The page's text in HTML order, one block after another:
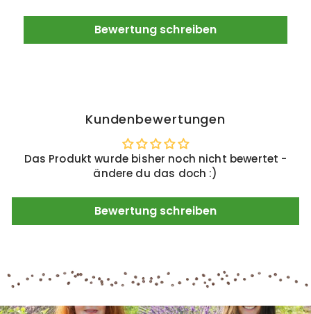
Bewertung schreiben
Kundenbewertungen
Das Produkt wurde bisher noch nicht bewertet -
ändere du das doch :)
Bewertung schreiben